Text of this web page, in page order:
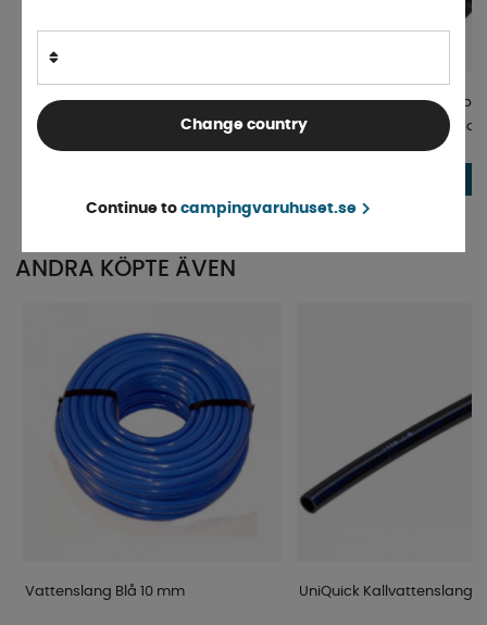
Vridplatta
DucatoX250/X290/Jumper/Boxer
2006-Finns i lager
Vridplatta Ducato/
1994-2002 Passagerarsida
ANDRA KÖPTE ÄVEN
Vattenslang Blå 10 mm UniQuick Kallvattenslang
Change country
Continue to campingvaruhuset.se